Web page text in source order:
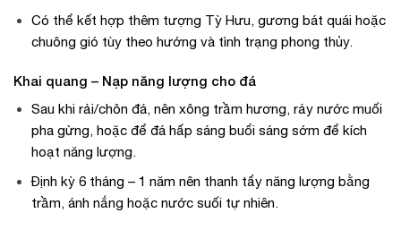
Có thể kết hợp thêm tượng Tỳ Hưu, gương bát quái hoặc
chuông gió tùy theo hướng và tình trạng phong thủy.
Khai quang – Nạp năng lượng cho đá
Sau khi rải/chôn đá, nên xông trầm hương, rảy nước muối
pha gừng, hoặc để đá hấp sáng buổi sáng sớm để kích
hoạt năng lượng.
Định kỳ 6 tháng – 1 năm nên thanh tẩy năng lượng bằng
trầm, ánh nắng hoặc nước suối tự nhiên.